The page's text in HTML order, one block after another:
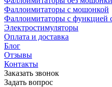
Фаллоимитаторы с мошонкой
Фаллоимитаторы с функцией
Электростимуляторы
Оплата и доставка
Блог
Отзывы
Контакты
Заказать звонок
Задать вопрос